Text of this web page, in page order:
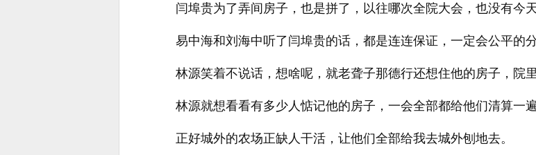
闫埠贵为了弄间房子，也是拼了，以往哪次全院大会，也没有今天
易中海和刘海中听了闫埠贵的话，都是连连保证，一定会公平的
林源笑着不说话，想啥呢，就老聋子那德行还想住他的房子，院
林源就想看看有多少人惦记他的房子，一会全部都给他们清算一遍
正好城外的农场正缺人干活，让他们全部给我去城外刨地去。